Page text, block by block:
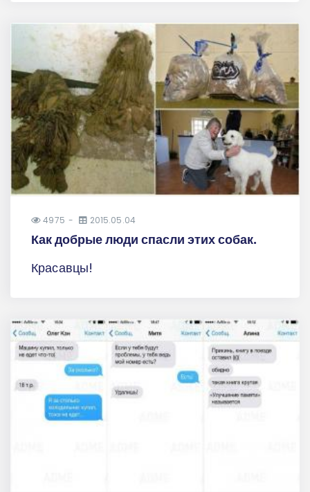
4975 2015.05.04
Как добрые люди спасли этих собак.
Красавцы!